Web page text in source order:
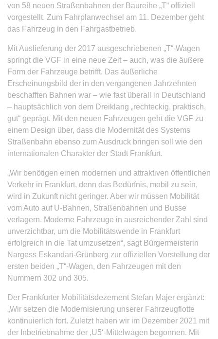
von 58 neuen Straßenbahnen der Baureihe „T“ offiziell
vorgestellt. Zum Fahrplanwechsel am 11. Dezember geht
das Fahrzeug in den Fahrgastbetrieb.
Mit Auslieferung der 2017 ausgeschriebenen „T“-Wagen
springt die VGF in eine neue Zeit – auch, was die äußere
Form der Fahrzeuge betrifft. Das äußerliche
Erscheinungsbild der in den vergangenen Jahrzehnten
beschafften Bahnen war – wie fast überall in Deutschland
– hauptsächlich von dem Dreiklang „rechteckig, praktisch,
gut“ geprägt. Mit den neuen Fahrzeugen geht die VGF zu
einem Design über, dass die Modernität des Systems
Straßenbahn ebenso zum Ausdruck bringen soll wie den
internationalen Charakter der Stadt Frankfurt.
„Wir benötigen einen modernen und attraktiven öffentlichen
Verkehr in Frankfurt, denn das Bedürfnis, mobil zu sein,
wird in Zukunft nicht geringer. Aber wir müssen Mobilität
vom Auto auf U-Bahnen, Straßenbahnen und Busse
verlagern. Moderne Fahrzeuge in ausreichender Zahl sind
unverzichtbar, um die Mobilitätswende in Frankfurt
erfolgreich in die Tat umzusetzen“, sagt Bürgermeisterin
Nargess Eskandari-Grünberg zur offiziellen Vorstellung der
ersten beiden „T“-Wagen, den Fahrzeugen mit den
Nummern 302 und 305.
Der Frankfurter Mobilitätsdezernent Stefan Majer ergänzt:
„Wir setzen die Modernisierung unserer Fahrzeugflotte
kontinuierlich fort. Zuletzt haben wir im Dezember 2021 mit
der Inbetriebnahme der ‚U5‘-Mittelwagen begonnen. Mit